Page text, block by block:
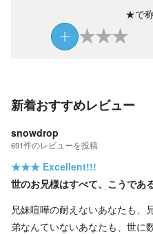
★で
★★★
新着おすすめレビュー
snowdrop
691件のレビューを投稿
★★★ Excellent!!!
世のお兄様はすべて、こうであ
兄妹喧嘩の耐えないあなたも、
弟なんていないあなたも、世に